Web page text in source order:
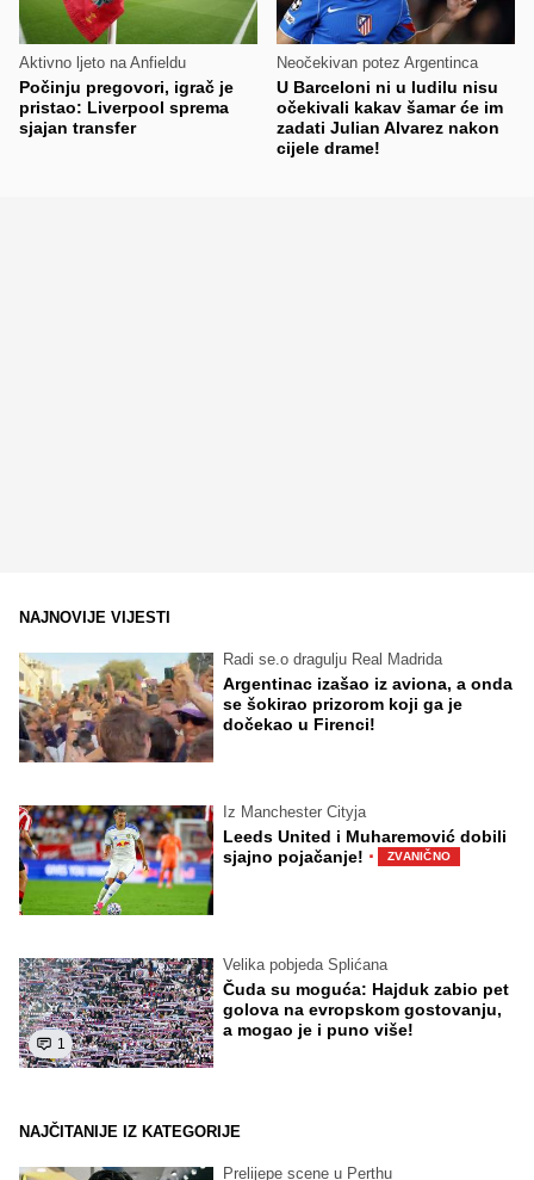
Aktivno ljeto na Anfieldu
Počinju pregovori, igrač je
pristao: Liverpool sprema
sjajan transfer
Neočekivan potez Argentinca
U Barceloni ni u ludilu nisu
očekivali kakav šamar će im
zadati Julian Alvarez nakon
cijele drame!
NAJNOVIJE VIJESTI
Radi se.o dragulju Real Madrida
Argentinac izašao iz aviona, a onda
se šokirao prizorom koji ga je
dočekao u Firenci!
Iz Manchester Cityja
Leeds United i Muharemović dobili
sjajno pojačanje! · ZVANIČNO
1
Velika pobjeda Splićana
Čuda su moguća: Hajduk zabio pet
golova na evropskom gostovanju,
a mogao je i puno više!
NAJČITANIJE IZ KATEGORIJE
Prelijepe scene u Perthu